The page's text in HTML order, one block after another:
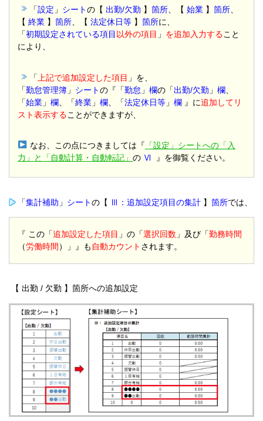
「設定 」 シートの【出勤/欠勤 】箇所、【始業 】箇所、
【終業 】箇所、【法定休日等 】箇所に、
「初期設定されている項目 以外の項目 」 を追加入力すること
により、
「 上記で追加設定した項目 」を、
「勤怠管理簿 」 シートの『「勤怠 」欄の「出勤/欠勤 」欄
「始業 」欄 、「終業 」欄 、「法定休日等 」欄 』に追加してリ
スト表示することができますが、
なお、この点につきましては『 「設定」シートへの「入
力」と「自動計算・自動転記」の Ⅵ 』を御覧ください。
「集計補助 」 シートの【 Ⅲ：追加設定項目の集計 】 箇所では、
『 この「追加設定した項目 」の「選択回数 」及び「勤務時間
（労働時間 ）」』も 自動カウント されます。
【 出勤 / 欠勤 】箇所への追加設定